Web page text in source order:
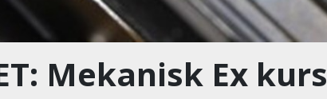
Mekanisk Ex kurs